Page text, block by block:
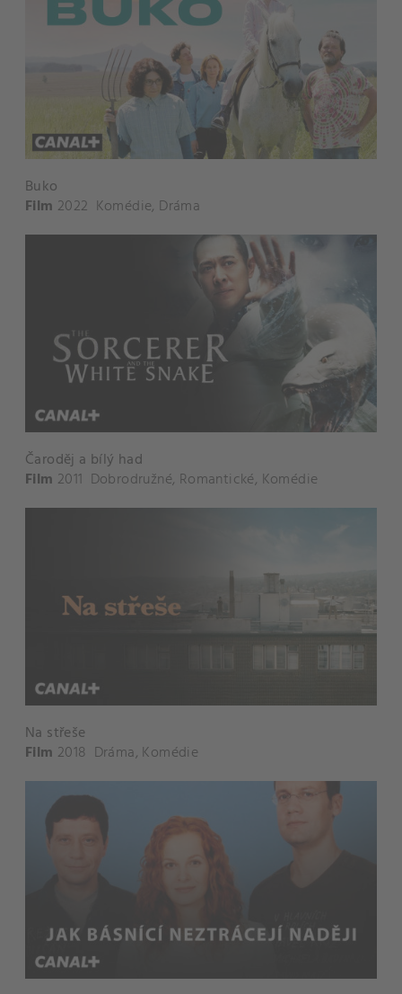
Buko
Film 2022 Komédie, Dráma
Čaroděj a bílý had
Film 2011 Dobrodružné, Romantické, Komédie
Na střeše
Film 2018 Dráma, Komédie